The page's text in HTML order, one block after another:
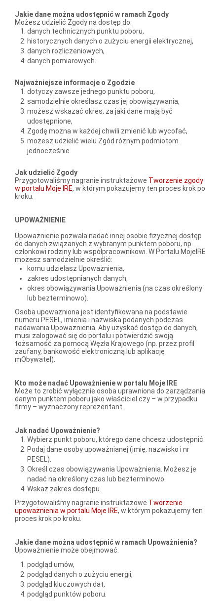
Jakie dane można udostępnić w ramach Zgody
Możesz udzielić Zgody na dostęp do:
danych technicznych punktu poboru,
historycznych danych o zużyciu energii elektrycznej,
danych rozliczeniowych,
danych pomiarowych.
Najważniejsze informacje o Zgodzie
dotyczy zawsze jednego punktu poboru,
samodzielnie określasz czas jej obowiązywania,
możesz wskazać okres, za jaki dane mają być
udostępnione,
Zgodę można w każdej chwili zmienić lub wycofać,
możesz udzielić wielu Zgód różnym podmiotom
jednocześnie.
Jak udzielić Zgody
Przygotowaliśmy nagranie instruktażowe Tworzenie zgody
w portalu Moje IRE, w którym pokazujemy ten proces krok po
kroku.
UPOWAŻNIENIE
Upoważnienie pozwala nadać innej osobie fizycznej dostęp
do danych związanych z wybranym punktem poboru, np.
członkowi rodziny lub współpracownikowi. W Portalu MojeIRE
możesz samodzielnie określić:
komu udzielasz Upoważnienia,
zakres udostępnianych danych,
okres obowiązywania Upoważnienia (na czas określony
lub bezterminowo).
Osoba upoważniona jest identyfikowana na podstawie
numeru PESEL, imienia i nazwiska podanych podczas
nadawania Upoważnienia. Aby uzyskać dostęp do danych,
musi zalogować się do portalu i potwierdzić swoją
tożsamość za pomocą Węzła Krajowego (np. przez profil
zaufany, bankowość elektroniczną lub aplikację
mObywatel).
Kto może nadać Upoważnienie w portalu Moje IRE
Może to zrobić wyłącznie osoba uprawniona do zarządzania
danym punktem poboru jako właściciel czy – w przypadku
firmy – wyznaczony reprezentant.
Jak nadać Upoważnienie?
Wybierz punkt poboru, którego dane chcesz udostępnić.
Podaj dane osoby upoważnianej (imię, nazwisko i nr
PESEL).
Określ czas obowiązywania Upoważnienia. Możesz je
nadać na określony czas lub bezterminowo.
Wskaż zakres dostępu.
Przygotowaliśmy nagranie instruktażowe Tworzenie
upoważnienia w portalu Moje IRE, w którym pokazujemy ten
proces krok po kroku.
Jakie dane można udostępnić w ramach Upoważnienia?
Upoważnienie może obejmować:
podgląd umów,
podgląd danych o zużyciu energii,
podgląd kluczowych dat,
podgląd punktów poboru.